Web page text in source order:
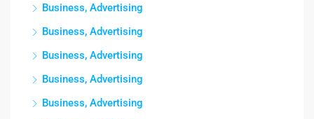
Business, Advertising
Business, Advertising
Business, Advertising
Business, Advertising
Business, Advertising